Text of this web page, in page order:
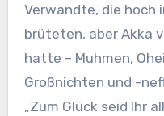
Verwandte, die hoch
brüteten, aber Akka
hatte – Muhmen,
Großnichten und -
„Zum Glück seid Ihr